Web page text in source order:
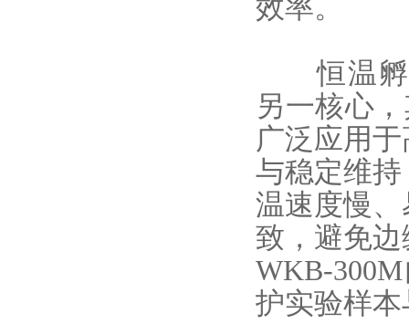
效率。
恒温孵
另一核心
广泛应用
与稳定维持
温速度慢
致，避免
WKB-
护实验样